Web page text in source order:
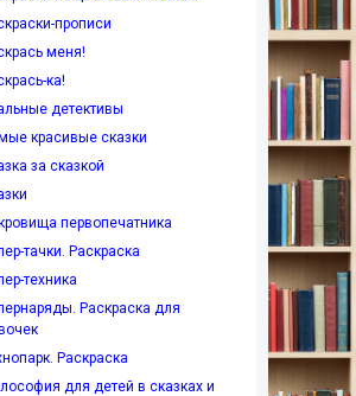
прописи
меня!
ка!
детективы
красивые сказки
за сказкой
первопечатника
тачки. Раскраска
техника
Раскраска для
Раскраска
для детей в сказках и